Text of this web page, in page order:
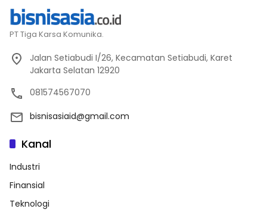
PT Tiga Karsa Komunika.
Jalan Setiabudi I/26, Kecamatan Setiabudi, Karet
Jakarta Selatan 12920
081574567070
bisnisasiaid@gmail.com
Kanal
Industri
Finansial
Teknologi